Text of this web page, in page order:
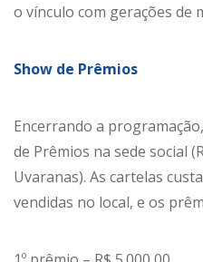
o vínculo com gerações de
Show de Prêmios
Encerrando a
de Prêmios na sede social
Uvaranas). As cartelas
vendidas no local, e os